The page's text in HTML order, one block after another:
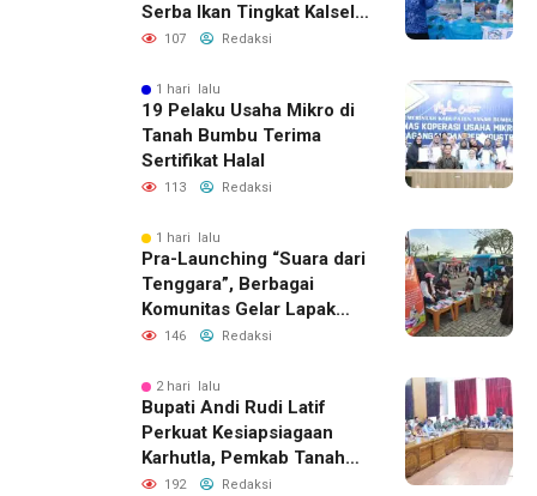
Serba Ikan Tingkat Kalsel
2026
107 Redaksi
1 hari lalu
19 Pelaku Usaha Mikro di
Tanah Bumbu Terima
Sertifikat Halal
113 Redaksi
1 hari lalu
Pra-Launching “Suara dari
Tenggara”, Berbagai
Komunitas Gelar Lapak
Baca di Bandara Bersujud
146 Redaksi
2 hari lalu
Bupati Andi Rudi Latif
Perkuat Kesiapsiagaan
Karhutla, Pemkab Tanah
Bumbu Aktifkan Posko
192 Redaksi